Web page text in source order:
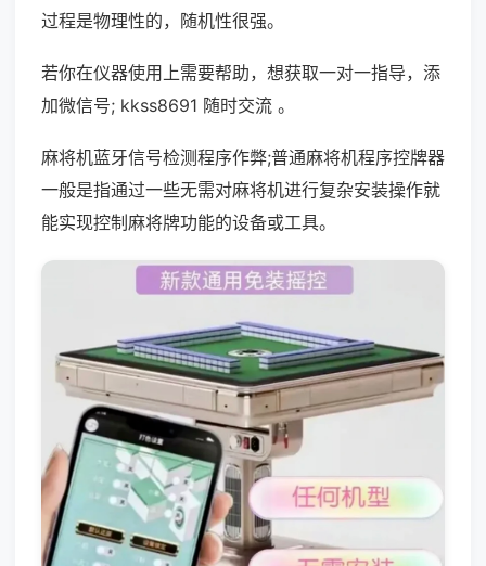
过程是物理性的，随机性很强。
若你在仪器使用上需要帮助，想获取一对一指导，添
加微信号; kkss8691 随时交流 。
麻将机蓝牙信号检测程序作弊;普通麻将机程序控牌器
一般是指通过一些无需对麻将机进行复杂安装操作就
能实现控制麻将牌功能的设备或工具。